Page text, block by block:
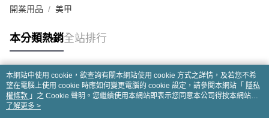
開業用品 美甲
本分類熱銷全站排行
熱門標籤
本網站中使用 cookie，欲查詢有關本網站使用 cookie 方式之詳情，及若您不希
望在電腦上使用 cookie 時應如何變更電腦的 cookie 設定，請參閱本網站「 隱私
權條款 」之 Cookie 聲明。您繼續使用本網站即表示您同意本公司得按本網站使
用條款之 Cookie 聲明使用 cookie。
了解更多 >